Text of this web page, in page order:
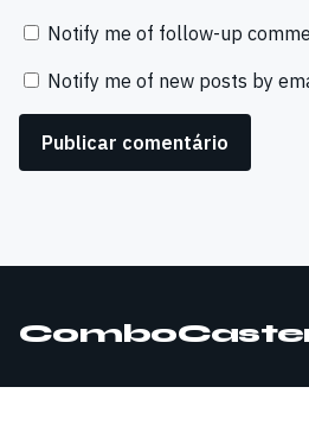
Notify me of follow-up
Notify me of new posts by